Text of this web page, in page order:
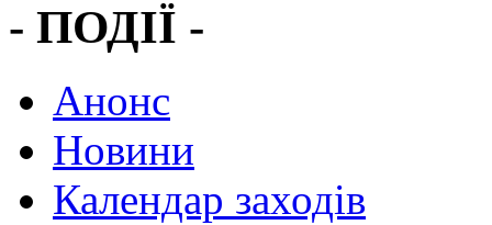
- ПОДІЇ -
Анонс
Новини
Календар заходів